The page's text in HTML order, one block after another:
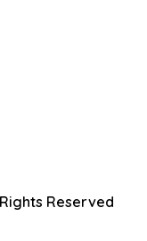
Reserved